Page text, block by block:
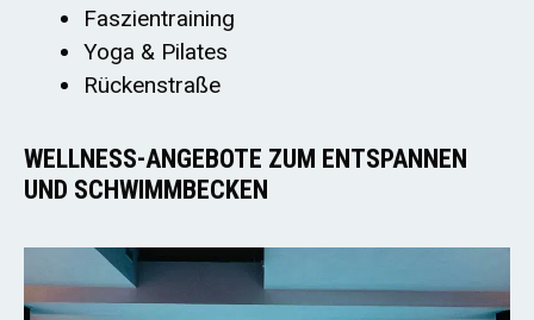
Faszientraining
Yoga & Pilates
Rückenstraße
WELLNESS-ANGEBOTE ZUM ENTSPANNEN
UND SCHWIMMBECKEN